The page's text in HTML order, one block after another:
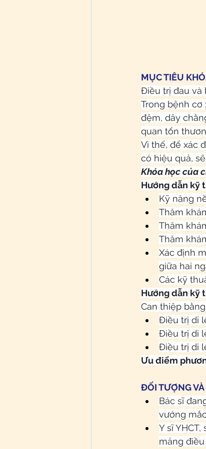
MỤC TIÊU
Điều trị đau và
Trong bệnh cơ
đệm, dây
quan tổn
Vì thế, để xác
có hiệu quả,
Khóa học của
Hướng dẫn kỹ
Kỹ năng
Thăm
Thăm
Thăm
Xác định
giữa hai
Các kỹ
Hướng dẫn kỹ
Can thiệp
Điều trị di
Điều trị di
Điều trị di
Ưu điểm
ĐỐI TƯỢNG
Bác sĩ
vướng
Y sĩ
mảng